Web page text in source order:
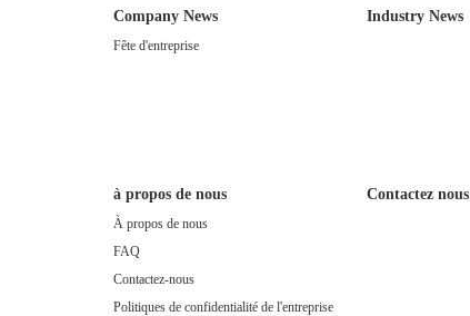
Company News
Fête d'entreprise
Industry News
à propos de nous
À propos de nous
FAQ
Contactez-nous
Politiques de confidentialité de l'entreprise
Contactez nous